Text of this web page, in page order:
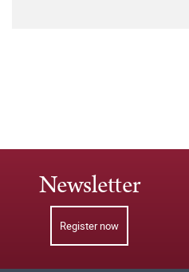
Newsletter
Register now